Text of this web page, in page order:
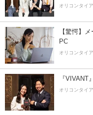
オリコンタイ
【驚愕】
PC
オリコンタイ
『
オリコンタイ